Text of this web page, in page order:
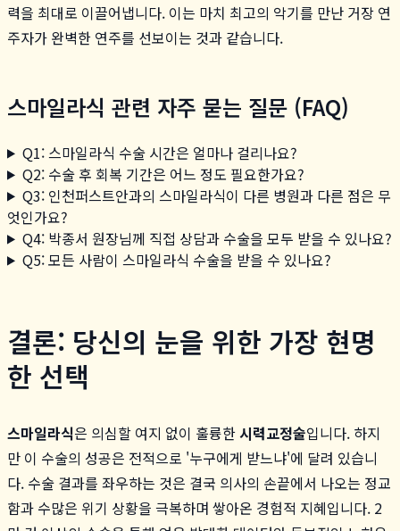
력을 최대로 이끌어냅니다. 이는 마치 최고의 악기를 만난 거장 연
주자가 완벽한 연주를 선보이는 것과 같습니다.
스마일라식 관련 자주 묻는 질문 (FAQ)
Q1: 스마일라식 수술 시간은 얼마나 걸리나요?
Q2: 수술 후 회복 기간은 어느 정도 필요한가요?
Q3: 인천퍼스트안과의 스마일라식이 다른 병원과 다른 점은 무
엇인가요?
Q4: 박종서 원장님께 직접 상담과 수술을 모두 받을 수 있나요?
Q5: 모든 사람이 스마일라식 수술을 받을 수 있나요?
결론: 당신의 눈을 위한 가장 현명
한 선택
스마일라식은 의심할 여지 없이 훌륭한시력교정술입니다. 하지
만 이 수술의 성공은 전적으로 '누구에게 받느냐'에 달려 있습니
다. 수술 결과를 좌우하는 것은 결국 의사의 손끝에서 나오는 정교
함과 수많은 위기 상황을 극복하며 쌓아온 경험적 지혜입니다. 2